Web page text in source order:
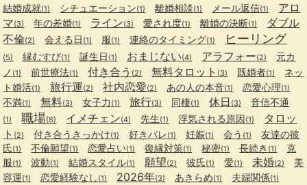
結婚成就(1) シチュエーション(1) 離婚相談(1) メール返信(1)
アロ
マ(3) 年の差婚(1) ライン(3) 愛され度(1) 離婚の決断(1)
ダブル
不倫(2) 会える日 (1) 服(1) 連絡のタイミング(1) ヒーリング
(5) 縁むすび(1) 誕生日 (1) おまじない(4) アラフォー(2)
元カ
ノ (1) 前世療法(1) 付き合う (2) 無料タロット (3) 既婚者(1)
ネッ
ト婚活(1) 旅行運(2) 社内恋愛(2) あの人の本音(1) 恋愛心理(1)
不満(1) 無料(3) 女子力 (1) 旅行(3) 同棲(1) 休日 (3) 音信不通
(1) 職場(8) イメチェン(4) 先生(1) 浮気される原因(1)
タロッ
ト (2) 付き合うきっかけ(1) 好きバレ(1) 妊娠(1) 会う (1)
友達の彼
氏(1) 不倫願望(1) 恋愛占い(1) 復縁対策(1) 秘密(1) 長続き (1)
克
服(1) 波動(1) 結婚スタイル(1) 願望(2) 彼氏(1) 愛(1) 未婚(2)
美
容運(1) 恋愛経験なし (1) 2026年(3) あきらめ(1) 夫婦関係(1)